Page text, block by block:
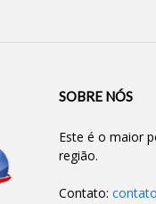
SOBRE NÓS
Este é o maior
região.
Contato: